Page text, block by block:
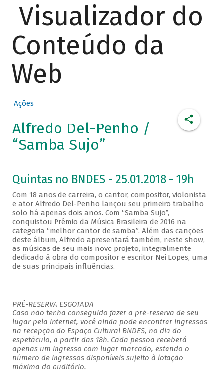
Visualizador do
Conteúdo da
Web
Ações
Alfredo Del-Penho /
“Samba Sujo”
Quintas no BNDES - 25.01.2018 - 19h
Com 18 anos de carreira, o cantor, compositor, violonista
e ator Alfredo Del-Penho lançou seu primeiro trabalho
solo há apenas dois anos. Com “Samba Sujo”,
conquistou Prêmio da Música Brasileira de 2016 na
categoria “melhor cantor de samba”. Além das canções
deste álbum, Alfredo apresentará também, neste show,
as músicas de seu mais novo projeto, integralmente
dedicado à obra do compositor e escritor Nei Lopes, uma
de suas principais influências.
PRÉ-RESERVA ESGOTADA
Caso não tenha conseguido fazer a pré-reserva de seu
lugar pela internet, você ainda pode encontrar ingressos
na recepção do Espaço Cultural BNDES, no dia do
espetáculo, a partir das 18h. Cada pessoa receberá
apenas um ingresso com lugar marcado, estando o
número de ingressos disponíveis sujeito à lotação
máxima do auditório.